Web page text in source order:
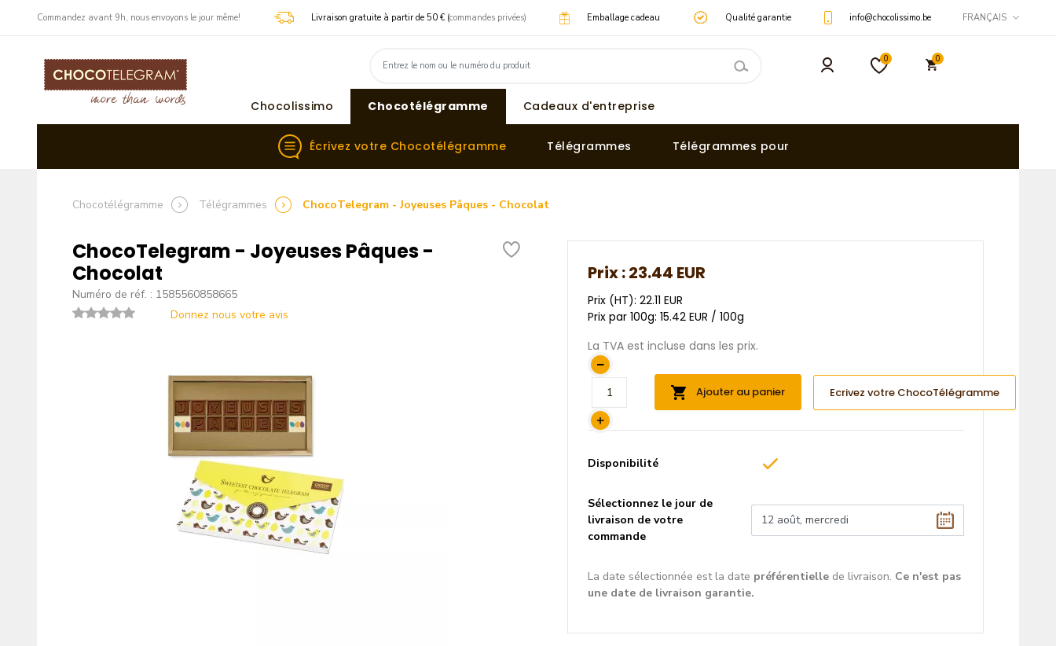
​Commandez avant 9h, nous envoyons le jour même! Livraison gratuite à partir de 50 € (commandes privées) Emballage cadeau Qualité garantie info@chocolissimo.be FRANÇAIS
0 0
Chocolissimo Chocotélégramme Cadeaux d'entreprise
Écrivez votre Chocotélégramme Télégrammes Télégrammes pour
Chocotélégramme Télégrammes ChocoTelegram - Joyeuses Pâques - Chocolat
ChocoTelegram - Joyeuses Pâques -
Chocolat
Numéro de réf. : 1585560858665
Donnez nous votre avis
Prix :23.44 EUR
Prix (HT): 22.11 EUR
Prix par 100g: 15.42 EUR / 100g
La TVA est incluse dans les prix.
Ajouter au panier Ecrivez votre ChocoTélégramme
Disponibilité
Sélectionnez le jour de
livraison de votre
commande
La date sélectionnée est la date préférentielle de livraison. Ce n'est pas
une date de livraison garantie.